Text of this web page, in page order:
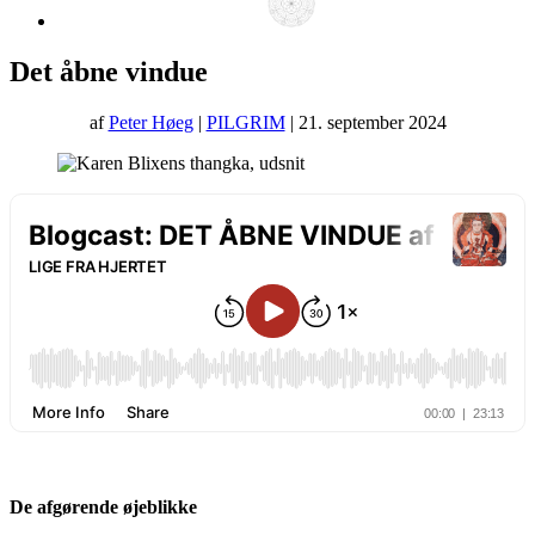
Det åbne vindue
afPeter Høeg| PILGRIM| 21. september 2024
De afgørende øjeblikke